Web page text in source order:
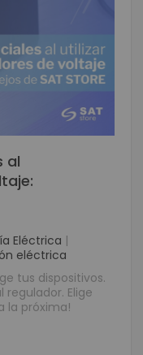
al
Eléctrica |
eléctrica
tus dispositivos.
Elige
la próxima!